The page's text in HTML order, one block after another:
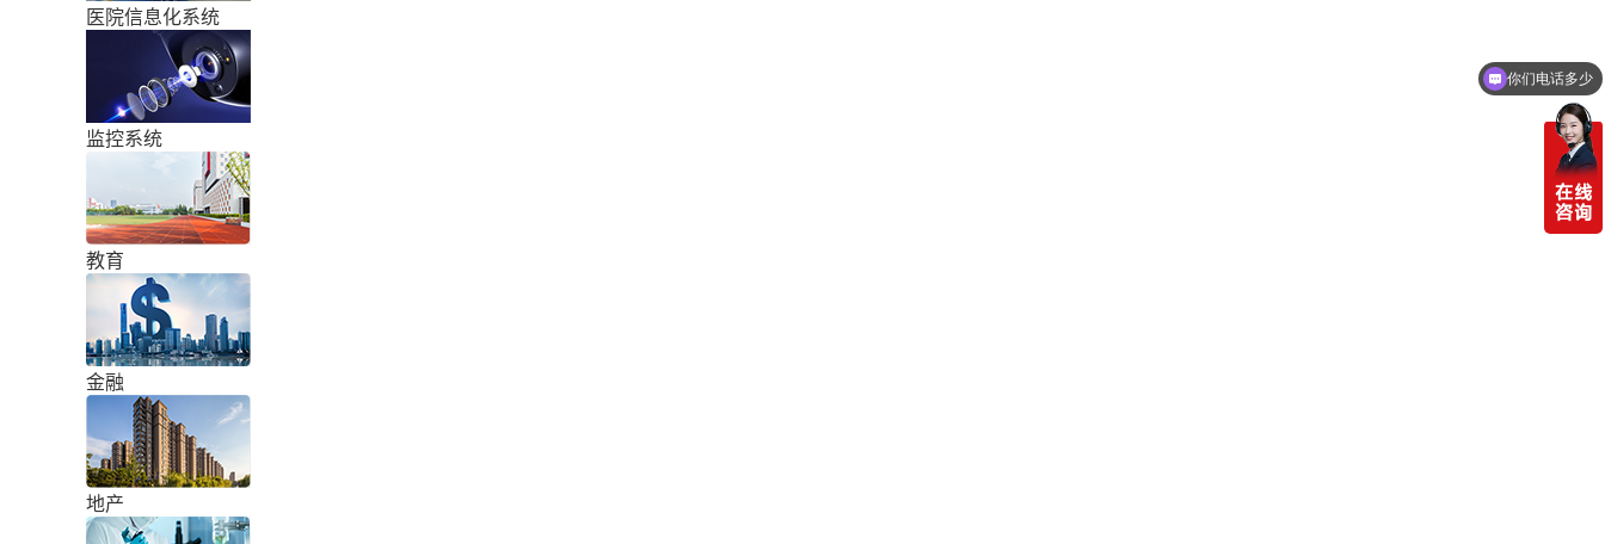
医院信息化系统
监控系统
教育
金融
地产
你们电话多少